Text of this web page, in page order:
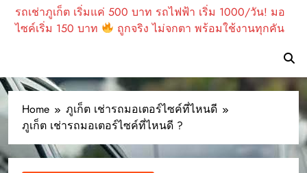
รถเช่าภูเก็ต เริ่มแค่ 500 บาท รถไฟฟ้า เริ่ม 1000/วัน! มอ
ไซค์เริ่ม 150 บาท
ถูกจริง ไม่จกตา พร้อมใช้งานทุกคัน
Home
ภูเก็ต เช่ารถมอเตอร์ไซค์ที่ไหนดี
ภูเก็ต เช่ารถมอเตอร์ไซค์ที่ไหนดี ?